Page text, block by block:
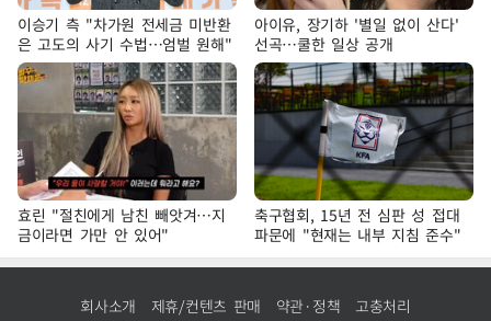
이승기 측 "차가원 전세금 미반환
은 고도의 사기 수법…엄벌 원해"
아이유, 장기하 '별일 없이 산다'
선곡…쿨한 일상 공개
효린 "절친에게 남친 빼앗겨…지
금이라면 가만 안 있어"
축구협회, 15년 전 심판 성 접대
파문에 "현재는 내부 지침 준수"
회사소개 제휴/컨텐츠 판매 약관·정책 고충처리